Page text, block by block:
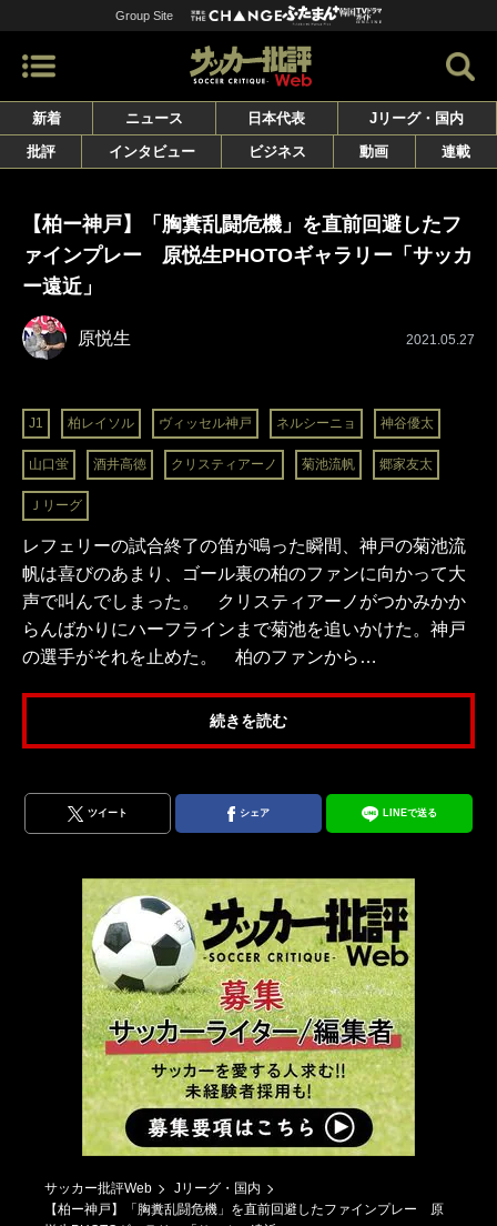
Group Site
新着 ニュース 日本代表
Jリーグ・国内
批評
インタビュー ビジネス 動画 連載
【柏ー神戸】「胸糞乱闘危機」を直前回避したフ
ァインプレー 原悦生PHOTOギャラリー「サッカ
ー遠近」
原悦生 2021.05.27
J1 柏レイソル ヴィッセル神戸 ネルシーニョ 神谷優太
山口蛍 酒井高徳 クリスティアーノ 菊池流帆 郷家友太
Ｊリーグ
レフェリーの試合終了の笛が鳴った瞬間、神戸の菊池流
帆は喜びのあまり、ゴール裏の柏のファンに向かって大
声で叫んでしまった。 クリスティアーノがつかみかか
らんばかりにハーフラインまで菊池を追いかけた。神戸
の選手がそれを止めた。 柏のファンから…
続きを読む
ツイート シェア LINEで送る
サッカー批評Web
Jリーグ・国内
【柏ー神戸】「胸糞乱闘危機」を直前回避したファインプレー 原